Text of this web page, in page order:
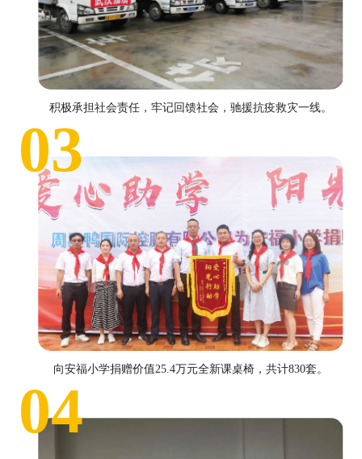
积极承担社会责任，牢记回馈社会，驰援抗疫救灾一线。
03
向安福小学捐赠价值25.4万元全新课桌椅，共计830套。
04